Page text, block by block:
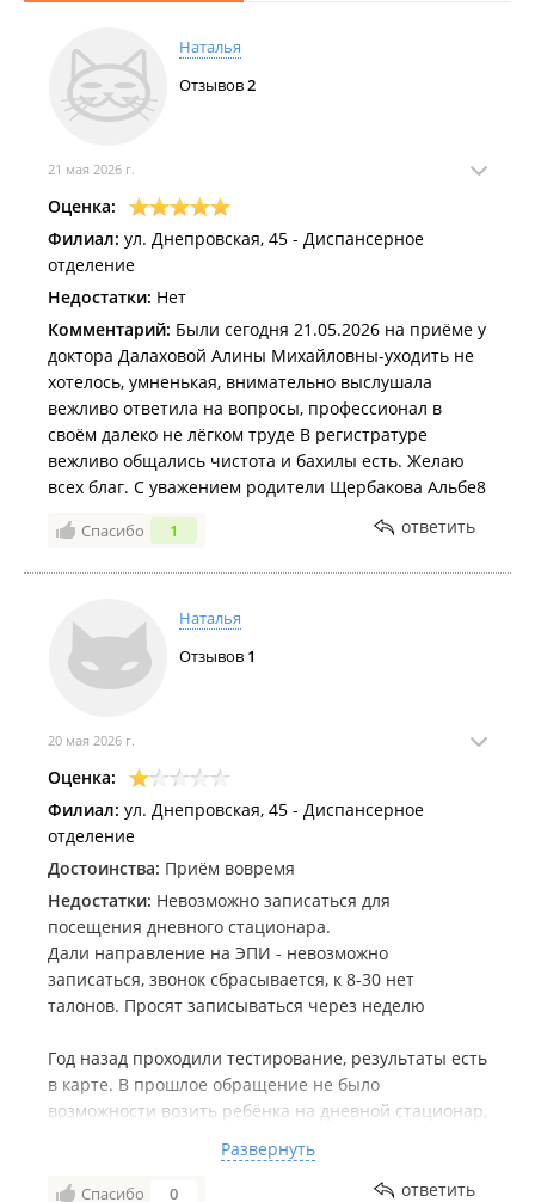
Наталья
Отзывов2
21 мая 2026 г.
Оценка:
Филиал: ул. Днепровская, 45 - Диспансерное
отделение
Недостатки: Нет
Комментарий: Были сегодня 21.05.2026 на приёме у
доктора Далаховой Алины Михайловны-уходить не
хотелось, умненькая, внимательно выслушала
вежливо ответила на вопросы, профессионал в
своём далеко не лёгком труде В регистратуре
вежливо общались чистота и бахилы есть. Желаю
всех благ. С уважением родители Щербакова Альбе8
Спасибо 1 ответить
Наталья
Отзывов 1
20 мая 2026 г.
Оценка:
Филиал: ул. Днепровская, 45 - Диспансерное
отделение
Достоинства: Приём вовремя
Недостатки: Невозможно записаться для
посещения дневного стационара.
Дали направление на ЭПИ - невозможно
записаться, звонок сбрасывается, к 8-30 нет
талонов. Просят записываться через неделю
Год назад проходили тестирование, результаты есть
в карте. В прошлое обращение не было
возможности возить ребёнка на дневной стационар,
При звонке в стационар (Жигура, 50А, Кризисный
Развернуть
Спасибо 0 ответить